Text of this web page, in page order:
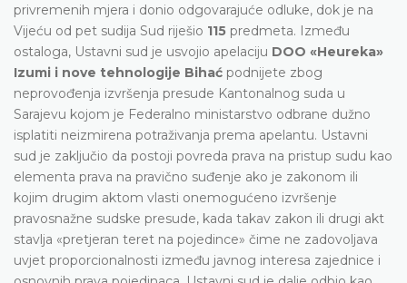
privremenih mjera i donio odgovarajuće odluke, dok je na
Vijeću od pet sudija Sud riješio 115 predmeta. Između
ostaloga, Ustavni sud je usvojio apelaciju DOO «Heureka»
Izumi i nove tehnologije Bihać podnijete zbog
neprovođenja izvršenja presude Kantonalnog suda u
Sarajevu kojom je Federalno ministarstvo odbrane dužno
isplatiti neizmirena potraživanja prema apelantu. Ustavni
sud je zaključio da postoji povreda prava na pristup sudu kao
elementa prava na pravično suđenje ako je zakonom ili
kojim drugim aktom vlasti onemogućeno izvršenje
pravosnažne sudske presude, kada takav zakon ili drugi akt
stavlja «pretjeran teret na pojedince» čime ne zadovoljava
uvjet proporcionalnosti između javnog interesa zajednice i